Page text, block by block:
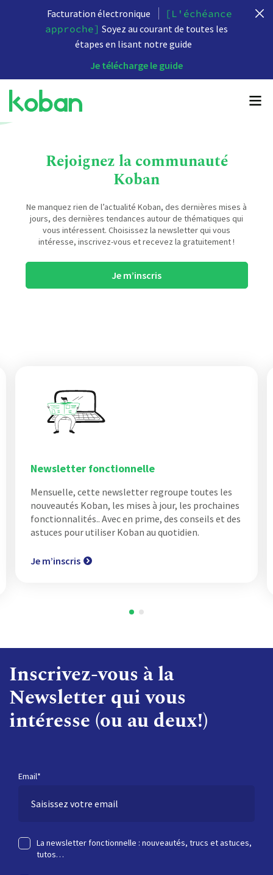
Facturation électronique
[L'échéance
approche] Soyez au courant de toutes les
étapes en lisant notre guide
Je télécharge le guide
Rejoignez la communauté
Koban
Ne manquez rien de l’actualité Koban, des dernières mises à
jours, des dernières tendances autour de thématiques qui
vous intéressent. Choisissez la newsletter qui vous
intéresse, inscrivez-vous et recevez la gratuitement !
Je m’inscris
Newsletter fonctionnelle
Mensuelle, cette newsletter regroupe toutes les
nouveautés Koban, les mises à jour, les prochaines
fonctionnalités.. Avec en prime, des conseils et des
astuces pour utiliser Koban au quotidien.
Je m’inscris
Inscrivez-vous à la
Newsletter qui vous
intéresse (ou au deux!)
Email*
La newsletter fonctionnelle : nouveautés, trucs et astuces,
tutos…